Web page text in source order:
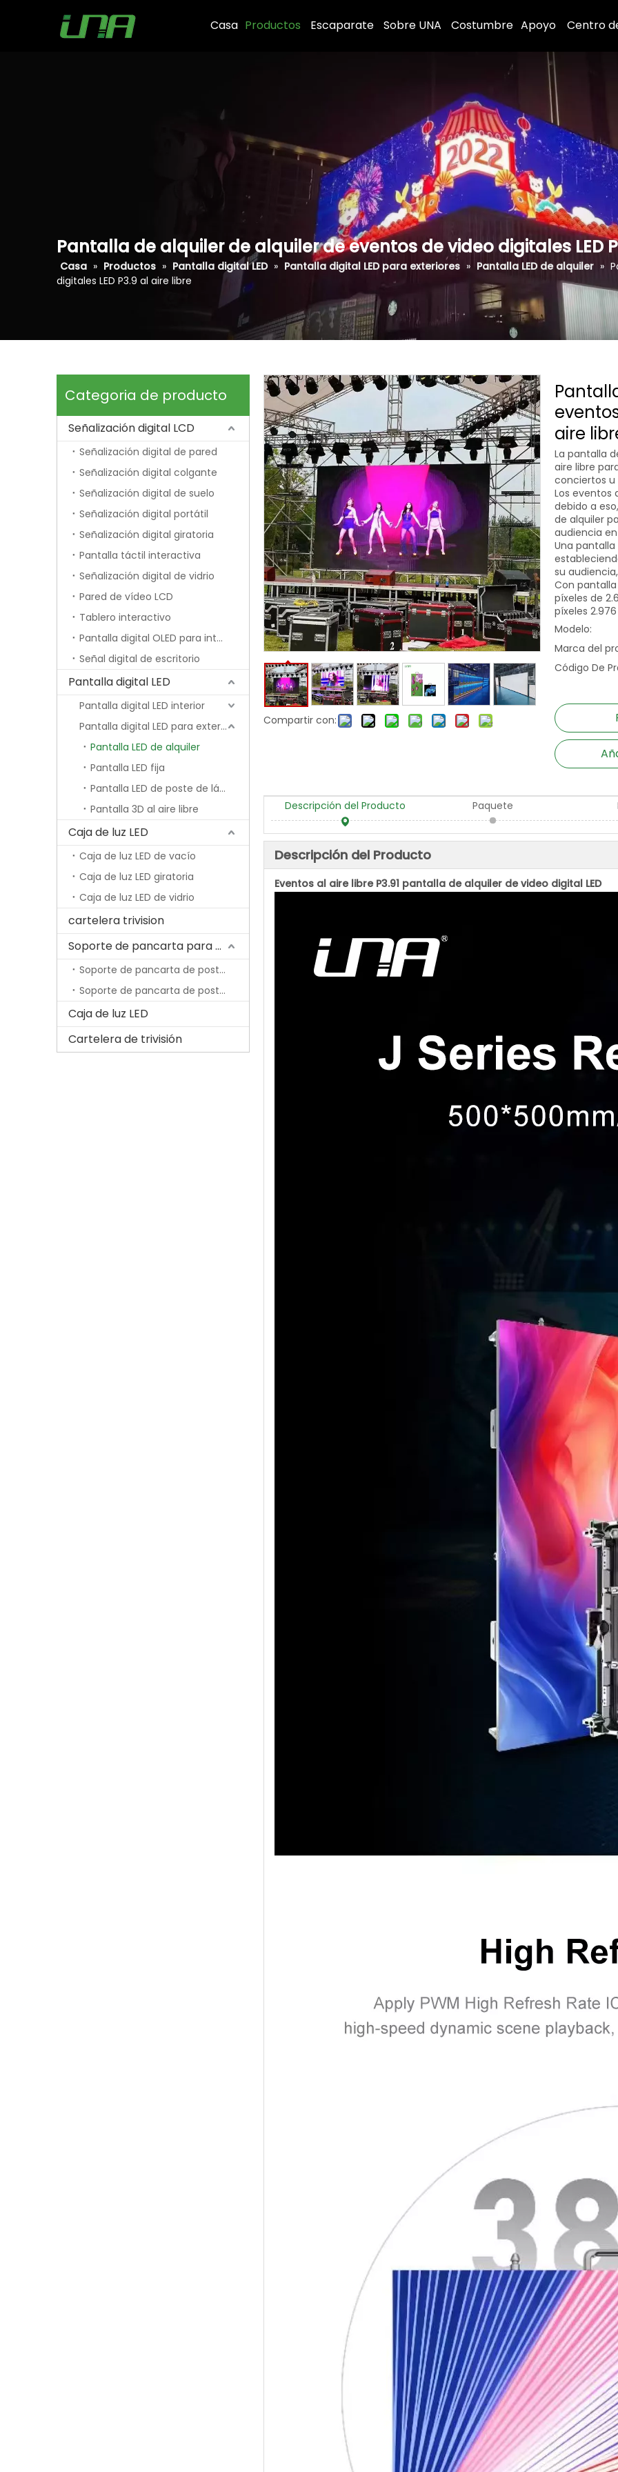
Casa Productos Escaparate Sobre UNA Costumbre Apoyo Centro
Pantalla de alquiler de alquiler de eventos de video digitales LED
Casa » Productos » Pantalla digital LED » Pantalla digital LED para exteriores » Pantalla LED de alquiler »
digitales LED P3.9 al aire libre
Categoria de producto
Señalización digital LCD
Señalización digital de pared
Señalización digital colgante
Señalización digital de suelo
Señalización digital portátil
Señalización digital giratoria
Pantalla táctil interactiva
Señalización digital de vidrio
Pared de vídeo LCD
Tablero interactivo
Pantalla digital OLED para interiores
Señal digital de escritorio
Pantalla digital LED
Pantalla digital LED interior
Pantalla digital LED para exteriores
Pantalla LED de alquiler
Pantalla LED fija
Pantalla LED de poste de lámpara
Pantalla 3D al aire libre
Caja de luz LED
Caja de luz LED de vacío
Caja de luz LED giratoria
Caja de luz LED de vidrio
cartelera trivision
Soporte de pancarta para poste de lámpara
Soporte de pancarta de poste de lámpara económica
Soporte de pancarta de poste de lámpara con resorte
Caja de luz LED
Cartelera de trivisión
Compartir con:
aire
La pantalla
aire libre
conciertos u
Los eventos
debido a
de alquiler
audiencia
Una pantalla
su audiencia,
Con
píxeles de
píxeles
Modelo:
Marca del
Código De
Descripción del Producto Paquete
Descripción del Producto
Eventos al aire libre P3.91 pantalla de alquiler de video digital LED